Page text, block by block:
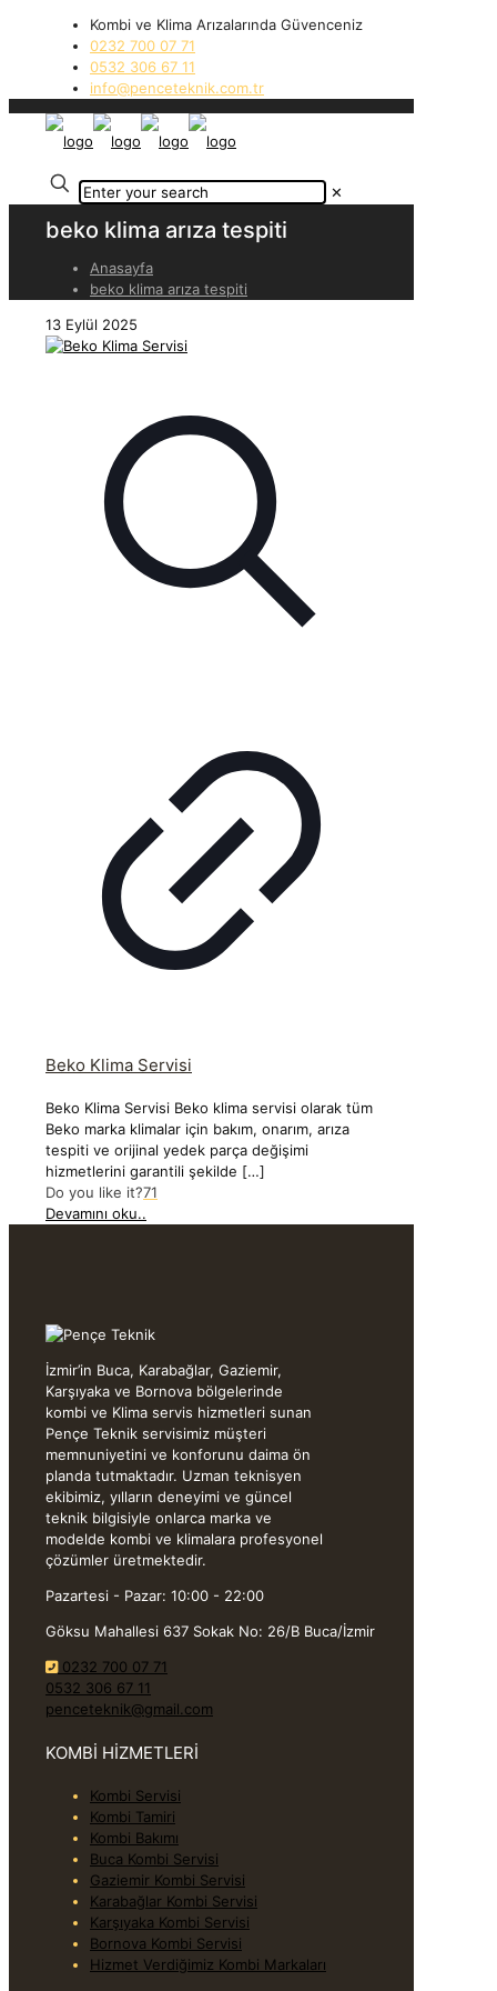
Kombi ve Klima Arızalarında Güvenceniz
0232 700 07 71
0532 306 67 11
info@penceteknik.com.tr
✕
beko klima arıza tespiti
Anasayfa
beko klima arıza tespiti
13 Eylül 2025
Beko Klima Servisi
Beko Klima Servisi Beko klima servisi olarak tüm
Beko marka klimalar için bakım, onarım, arıza
tespiti ve orijinal yedek parça değişimi
hizmetlerini garantili şekilde […]
Do you like it?71
Devamını oku..
İzmir’in Buca, Karabağlar, Gaziemir,
Karşıyaka ve Bornova bölgelerinde
kombi ve Klima servis hizmetleri sunan
Pençe Teknik servisimiz müşteri
memnuniyetini ve konforunu daima ön
planda tutmaktadır. Uzman teknisyen
ekibimiz, yılların deneyimi ve güncel
teknik bilgisiyle onlarca marka ve
modelde kombi ve klimalara profesyonel
çözümler üretmektedir.
Pazartesi - Pazar: 10:00 - 22:00
Göksu Mahallesi 637 Sokak No: 26/B Buca/İzmir
0232 700 07 71
0532 306 67 11
penceteknik@gmail.com
KOMBİ HİZMETLERİ
Kombi Servisi
Kombi Tamiri
Kombi Bakımı
Buca Kombi Servisi
Gaziemir Kombi Servisi
Karabağlar Kombi Servisi
Karşıyaka Kombi Servisi
Bornova Kombi Servisi
Hizmet Verdiğimiz Kombi Markaları